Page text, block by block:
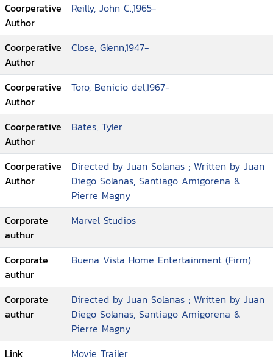
Coorperative
Author
Reilly, John C.,1965-
Coorperative
Author
Close, Glenn,1947-
Coorperative
Author
Toro, Benicio del,1967-
Coorperative
Author
Bates, Tyler
Coorperative
Author
Directed by Juan Solanas ; Written by Juan
Diego Solanas, Santiago Amigorena &
Pierre Magny
Corporate
authur
Marvel Studios
Corporate
authur
Buena Vista Home Entertainment (Firm)
Corporate
authur
Directed by Juan Solanas ; Written by Juan
Diego Solanas, Santiago Amigorena &
Pierre Magny
Link
Movie Trailer